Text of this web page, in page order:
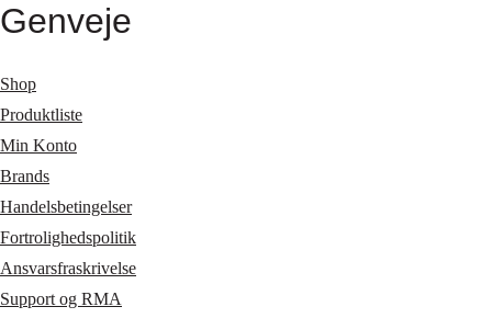
Genveje
Shop
Produktliste
Min Konto
Brands
Handelsbetingelser
Fortrolighedspolitik
Ansvarsfraskrivelse
Support og RMA